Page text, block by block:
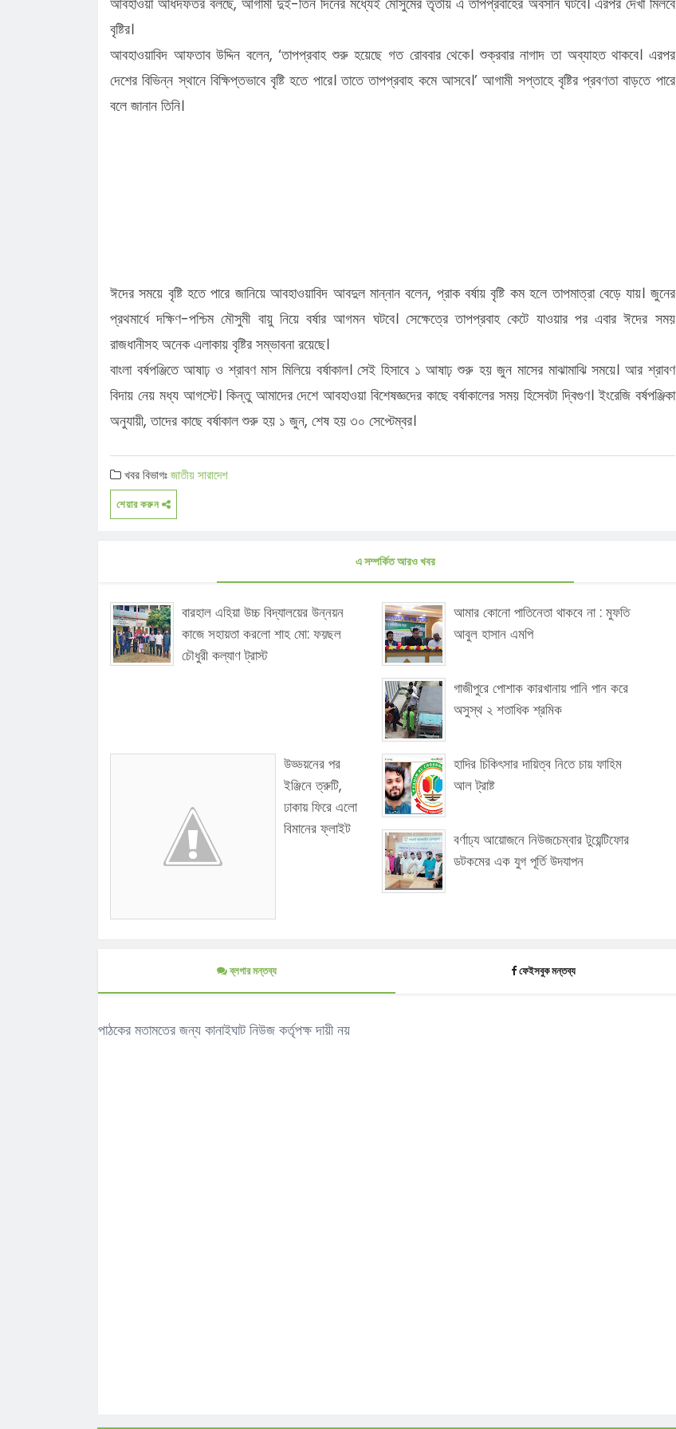
বৃষ্টির।
আবহাওয়াবিদ আফতাব উদ্দিন বলেন, ‌‘তাপপ্রবাহ শুরু হয়েছে গত রোববার থেকে। শুক্রবার নাগাদ তা অব্যাহত থাকবে। এরপর
দেশের বিভিন্ন স্থানে বিক্ষিপ্তভাবে বৃষ্টি হতে পারে। তাতে তাপপ্রবাহ কমে আসবে।’ আগামী সপ্তাহে বৃষ্টির প্রবণতা বাড়তে পারে
বলে জানান তিনি।
ঈদের সময়ে বৃষ্টি হতে পারে জানিয়ে আবহাওয়াবিদ আবদুল মান্নান বলেন, প্রাক বর্ষায় বৃষ্টি কম হলে তাপমাত্রা বেড়ে যায়। জুনের
প্রথমার্ধে দক্ষিণ-পশ্চিম মৌসুমী বায়ু নিয়ে বর্ষার আগমন ঘটবে। সেক্ষেত্রে তাপপ্রবাহ কেটে যাওয়ার পর এবার ঈদের সময়
রাজধানীসহ অনেক এলাকায় বৃষ্টির সম্ভাবনা রয়েছে।
বাংলা বর্ষপঞ্জিতে আষাঢ় ও শ্রাবণ মাস মিলিয়ে বর্ষাকাল। সেই হিসাবে ১ আষাঢ় শুরু হয় জুন মাসের মাঝামাঝি সময়ে। আর শ্রাবণ
বিদায় নেয় মধ্য আগস্টে। কিন্তু আমাদের দেশে আবহাওয়া বিশেষজ্ঞদের কাছে বর্ষাকালের সময় হিসেবটা দ্বিগুণ। ইংরেজি বর্ষপঞ্জিকা
অনুযায়ী, তাদের কাছে বর্ষাকাল শুরু হয় ১ জুন, শেষ হয় ৩০ সেপ্টেম্বর।
খবর বিভাগঃজাতীয়সারাদেশ
শেয়ার করুন
এ সম্পর্কিত আরও খবর
বারহাল এহিয়া উচ্চ বিদ্যালয়ের উন্নয়ন
কাজে সহায়তা করলো শাহ মো: ফয়ছল
চৌধুরী কল্যাণ ট্রাস্ট
আমার কোনো পাতিনেতা থাকবে না : মুফতি
আবুল হাসান এমপি
গাজীপুরে পোশাক কারখানায় পানি পান করে
অসুস্থ ২ শতাধিক শ্রমিক
উড্ডয়নের পর
ইঞ্জিনে ত্রুটি,
ঢাকায় ফিরে এলো
বিমানের ফ্লাইট
হাদির চিকিৎসার দায়িত্ব নিতে চায় ফাহিম
আল ট্রাষ্ট
বর্ণাঢ্য আয়োজনে নিউজচেম্বার টুয়েন্টিফোর
ডটকমের এক যুগ পূর্তি উদযাপন
ব্লগার মন্তব্য ফেইসবুক মন্তব্য
পাঠকের মতামতের জন্য কানাইঘাট নিউজ কর্তৃপক্ষ দায়ী নয়